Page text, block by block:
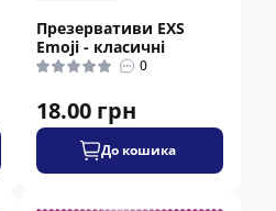
Презервативи EXS
Emoji - класичні
0
18.00 грн
До кошика